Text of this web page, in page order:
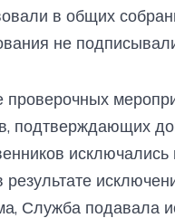
в общих
не
проверочных
подтверждающих
результате
Служба подавала